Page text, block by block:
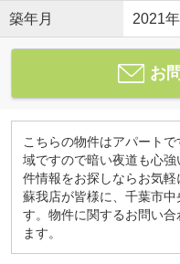
築年月 2021
お
こちらの物件はアパート
域ですので暗い夜道も心
件情報をお探しならお気
蘇我店が皆様に、千葉市
す。物件に関するお問い
ます。